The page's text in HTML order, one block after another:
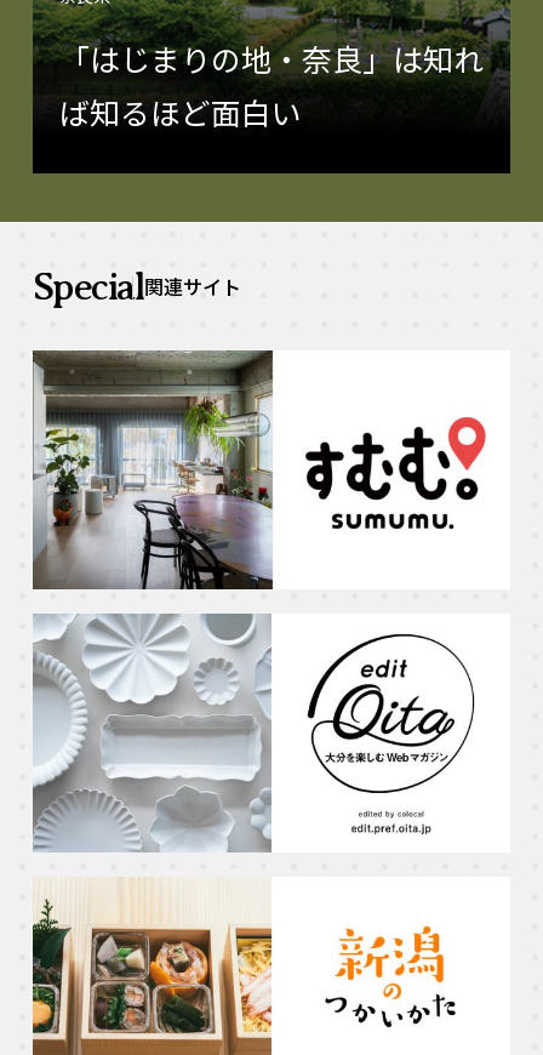
「はじまりの地・奈良」は知れ
ば知るほど面白い
Special関連サイト